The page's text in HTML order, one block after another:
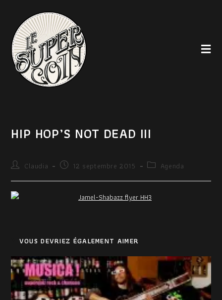
HIP HOP’S NOT DEAD III
Claudia 12 septembre 2015 Agenda
VOUS DEVRIEZ ÉGALEMENT AIMER